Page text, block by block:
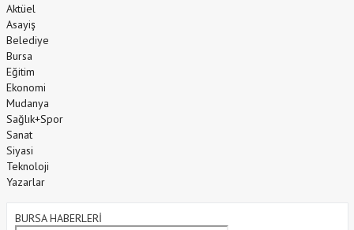
Aktüel
Asayiş
Belediye
Bursa
Eğitim
Ekonomi
Mudanya
Sağlık+Spor
Sanat
Siyasi
Teknoloji
Yazarlar
BURSA HABERLERİ